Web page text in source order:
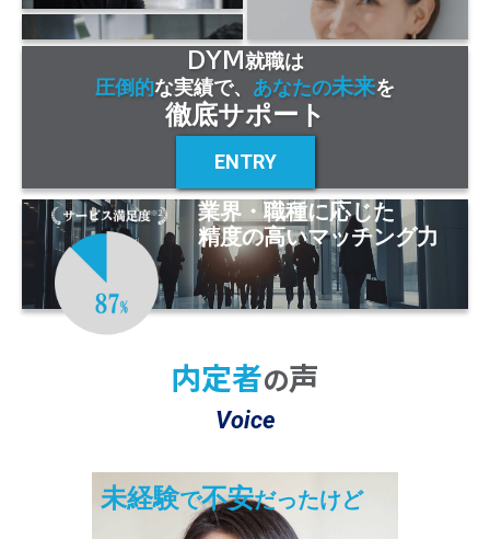
DYM 就職は
圧倒的な実績で、 あなたの未来を
徹底サポート
ENTRY
業界・職種に応じた
精度の高いマッチング力
内定者の声
Voice
未経験で不安だったけど